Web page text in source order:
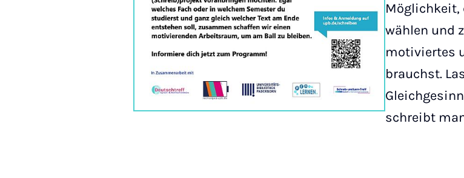
Möglichkeit,
wählen und
motiviertes
brauchst.
schreibt